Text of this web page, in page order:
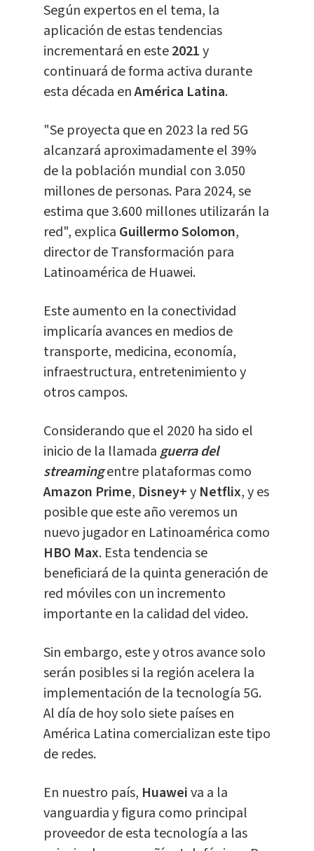
Según expertos en el tema, la
aplicación de estas tendencias
incrementará en este2021y
continuará de forma activa durante
esta década enAmérica Latina.
"Se proyecta que en 2023 la red 5G
alcanzará aproximadamente el 39%
de la población mundial con 3.050
millones de personas. Para 2024, se
estima que 3.600 millones utilizarán la
red", explica Guillermo Solomon,
director de Transformación para
Latinoamérica de Huawei.
Este aumento en la conectividad
implicaría avances en medios de
transporte, medicina, economía,
infraestructura, entretenimiento y
otros campos.
Considerando que el 2020 ha sido el
inicio de la llamadaguerra del
streamingentre plataformas como
Amazon Prime, Disney+y Netflix, y es
posible que este año veremos un
nuevo jugador en Latinoamérica como
HBO Max. Esta tendencia se
beneficiará de la quinta generación de
red móviles con un incremento
importante en la calidad del video.
Sin embargo, este y otros avance solo
serán posibles si la región acelera la
implementación de la tecnología 5G.
Al día de hoy solo siete países en
América Latina comercializan este tipo
de redes.
En nuestro país, Huaweiva a la
vanguardia y figura como principal
proveedor de esta tecnología a las